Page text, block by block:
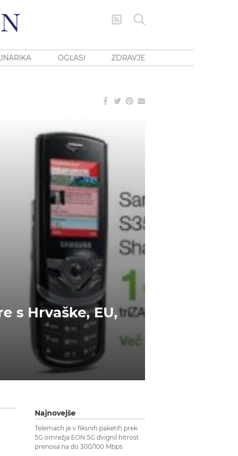
OGLASI ZDRAVJE
s Hrvaške, EU,
Najnovejše
Telemach je v fiksnih paketih prek
5G omrežja EON 5G dvignil hitrost
prenosa na do 300/100 Mbps